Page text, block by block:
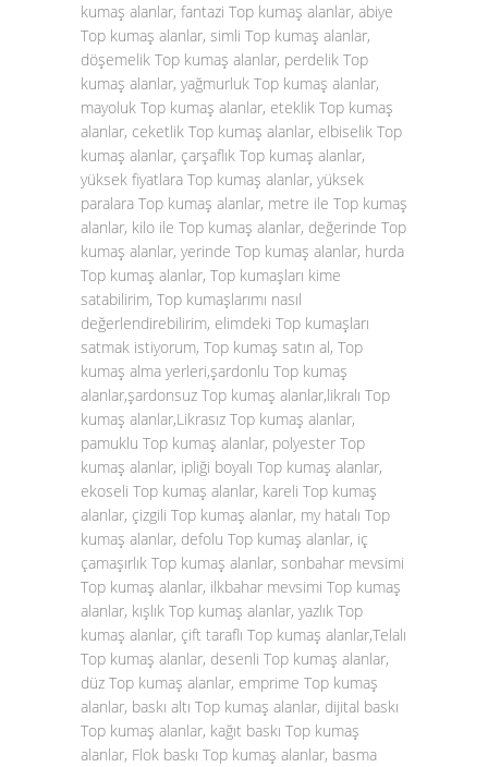
kumaş alanlar, fantazi Top kumaş alanlar, abiye
Top kumaş alanlar, simli Top kumaş alanlar,
döşemelik Top kumaş alanlar, perdelik Top
kumaş alanlar, yağmurluk Top kumaş alanlar,
mayoluk Top kumaş alanlar, eteklik Top kumaş
alanlar, ceketlik Top kumaş alanlar, elbiselik Top
kumaş alanlar, çarşaflık Top kumaş alanlar,
yüksek fiyatlara Top kumaş alanlar, yüksek
paralara Top kumaş alanlar, metre ile Top kumaş
alanlar, kilo ile Top kumaş alanlar, değerinde Top
kumaş alanlar, yerinde Top kumaş alanlar, hurda
Top kumaş alanlar, Top kumaşları kime
satabilirim, Top kumaşlarımı nasıl
değerlendirebilirim, elimdeki Top kumaşları
satmak istiyorum, Top kumaş satın al, Top
kumaş alma yerleri,şardonlu Top kumaş
alanlar,şardonsuz Top kumaş alanlar,likralı Top
kumaş alanlar,Likrasız Top kumaş alanlar,
pamuklu Top kumaş alanlar, polyester Top
kumaş alanlar, ipliği boyalı Top kumaş alanlar,
ekoseli Top kumaş alanlar, kareli Top kumaş
alanlar, çizgili Top kumaş alanlar, my hatalı Top
kumaş alanlar, defolu Top kumaş alanlar, iç
çamaşırlık Top kumaş alanlar, sonbahar mevsimi
Top kumaş alanlar, ilkbahar mevsimi Top kumaş
alanlar, kışlık Top kumaş alanlar, yazlık Top
kumaş alanlar, çift taraflı Top kumaş alanlar,Telalı
Top kumaş alanlar, desenli Top kumaş alanlar,
düz Top kumaş alanlar, emprime Top kumaş
alanlar, baskı altı Top kumaş alanlar, dijital baskı
Top kumaş alanlar, kağıt baskı Top kumaş
alanlar, Flok baskı Top kumaş alanlar, basma